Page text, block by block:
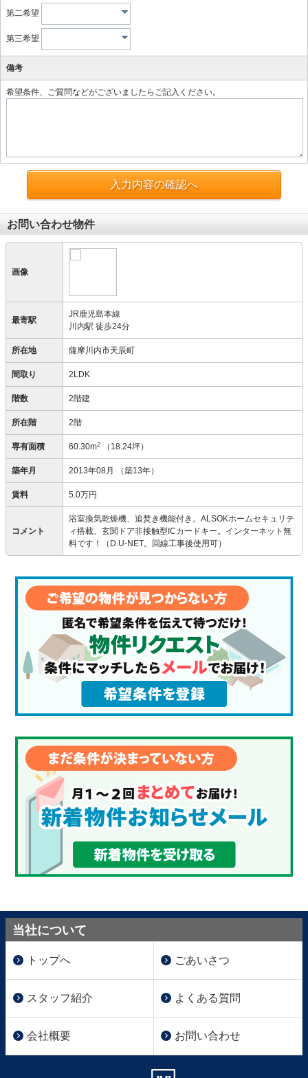
第二希望
第三希望
備考
希望条件、ご質問などがございましたらご記入ください。
入力内容の確認へ
お問い合わせ物件
画像
最寄駅
JR鹿児島本線
川内駅 徒歩24分
所在地 薩摩川内市天辰町
間取り 2LDK
階数 2階建
所在階 2階
専有面積 60.30m2 （18.24坪）
築年月 2013年08月 （築13年）
賃料 5.0万円
コメント
浴室換気乾燥機、追焚き機能付き。ALSOKホームセキュリテ
ィ搭載、玄関ドア非接触型ICカードキー。インターネット無
料です！（D.U-NET。回線工事後使用可）
当社について
トップへ ごあいさつ
スタッフ紹介 よくある質問
会社概要 お問い合わせ